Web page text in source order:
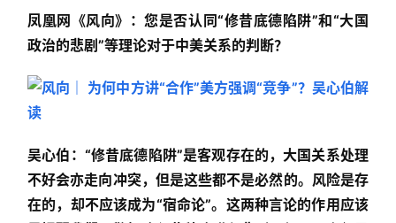
凤凰网《风向》：您是否认同“修昔底德陷阱”和“大国
政治的悲剧”等理论对于中美关系的判断？
吴心伯：“修昔底德陷阱”是客观存在的，大国关系处理
不好会亦走向冲突，但是这些都不是必然的。风险是存
在的，却不应该成为“宿命论”。这两种言论的作用应该